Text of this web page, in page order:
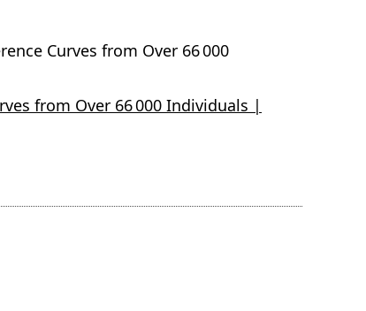
Curves from Over 66 000
from Over 66 000 Individuals |